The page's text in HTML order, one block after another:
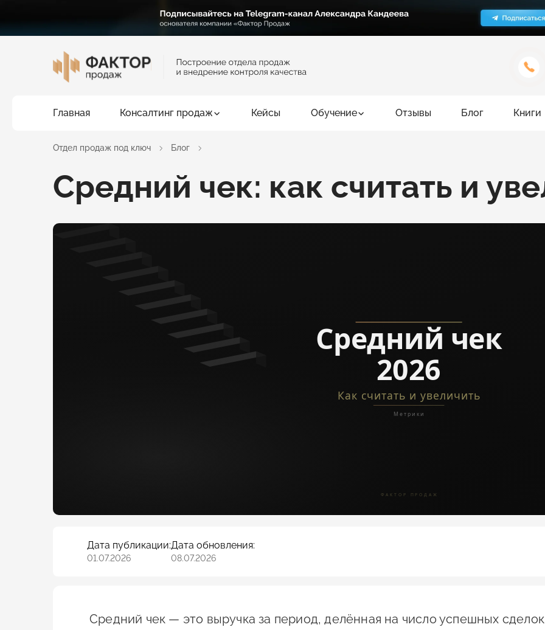
Главная Консалтинг продаж Кейсы Обучение Отзывы Блог Книги
Отдел продаж под ключ Блог
Средний чек: как считать и
Дата публикации:
01.07.2026
Дата обновления:
08.07.2026
Средний чек — это выручка за период, делённая на число успешных